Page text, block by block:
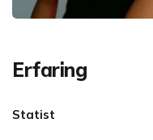
Erfaring
Statist